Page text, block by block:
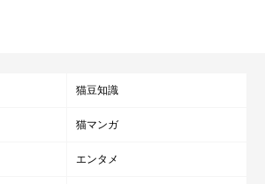
猫豆知識
猫マンガ
エンタメ